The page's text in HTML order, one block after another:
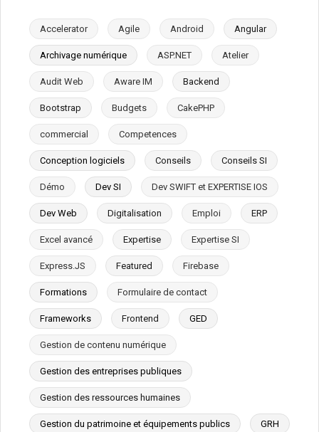
Accelerator Agile Android Angular
Archivage numérique ASP.NET Atelier
Audit Web Aware IM Backend
Bootstrap Budgets CakePHP
commercial Competences
Conception logiciels Conseils Conseils SI
Démo Dev SI Dev SWIFT et EXPERTISE IOS
Dev Web Digitalisation Emploi ERP
Excel avancé Expertise Expertise SI
Express.JS Featured Firebase
Formations Formulaire de contact
Frameworks Frontend GED
Gestion de contenu numérique
Gestion des entreprises publiques
Gestion des ressources humaines
Gestion du patrimoine et équipements publics GRH